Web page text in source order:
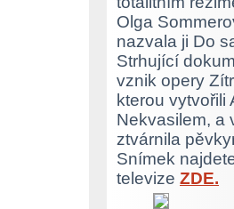
Olga
nazvala ji Do
Strhující
vznik opery
kterou vytvořili
Nekvasilem, a
ztvárnila
Snímek
televize ZDE.